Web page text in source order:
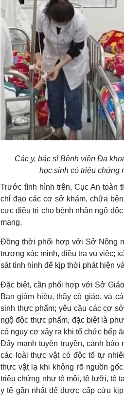
Các y, bác sĩ Bệnh viện Đa
học sinh có triệu chứng
Trước tình hình trên, Cục An toàn
chỉ đạo các cơ sở khám, chữa
cực điều trị cho bệnh nhân ngộ
mạng.
Đồng thời phối hợp với Sở Nông
trương xác minh, điều tra vụ việc;
sát tình hình để kịp thời phát hiện
Đặc biệt, cần phối hợp với Sở
Ban giám hiệu, thầy cô giáo, và
sinh thực phẩm; yêu cầu các cơ
ngộ độc thực phẩm, đặc biệt là
có nguy cơ xảy ra khi tổ chức bếp
Đẩy mạnh tuyên truyền, cảnh
các loài thực vật có độc tố tự
thực vật lạ khi không rõ nguồn
triệu chứng như tê môi, tê lưỡi, tê
y tế gần nhất để được cấp cứu